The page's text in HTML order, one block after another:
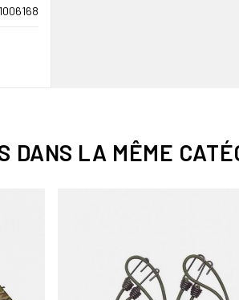
DANS LA MÊME